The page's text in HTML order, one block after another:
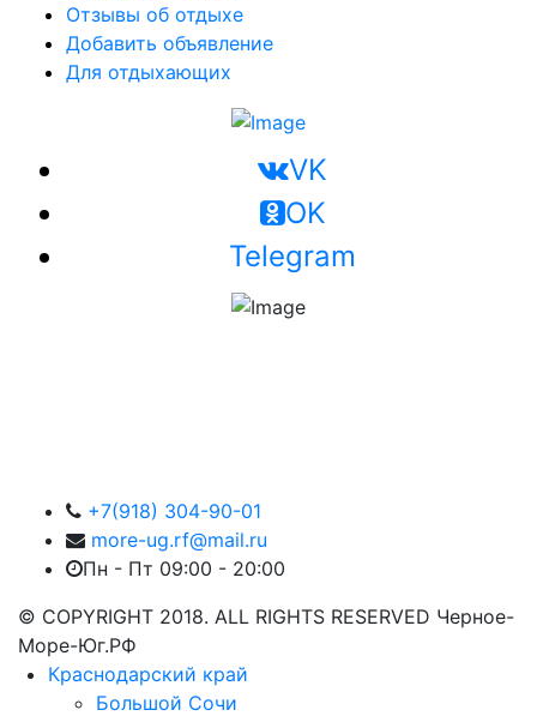
Отзывы об отдыхе
Добавить объявление
Для отдыхающих
VK
OK
Telegram
+7(918) 304-90-01
more-ug.rf@mail.ru
Пн - Пт 09:00 - 20:00
© COPYRIGHT 2018. ALL RIGHTS RESERVED Черное-
Море-Юг.РФ
Краснодарский край
Большой Сочи